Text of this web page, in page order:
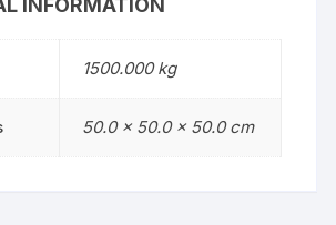
INFORMATION
1500.000 kg
50.0 × 50.0 × 50.0 cm